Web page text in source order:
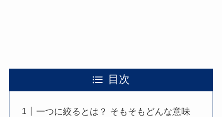
目次
一つに絞るとは？ そもそもどんな意味